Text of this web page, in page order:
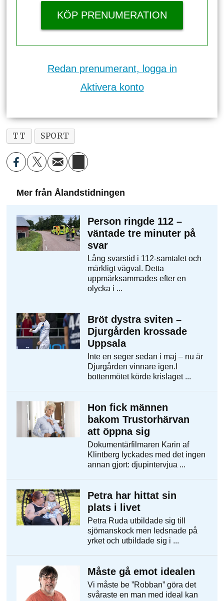
KÖP PRENUMERATION
Redan prenumerant, logga in
Aktivera konto
TT SPORT